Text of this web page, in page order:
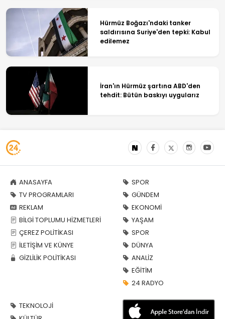
Hürmüz Boğazı'ndaki tanker
saldırısına Suriye'den tepki: Kabul
edilemez
İran'ın Hürmüz şartına ABD'den
tehdit: Bütün baskıyı uygularız
ANASAYFA
TV PROGRAMLARI
REKLAM
BİLGİ TOPLUMU HİZMETLERİ
ÇEREZ POLİTİKASI
İLETİŞİM VE KÜNYE
GİZLİLİK POLİTİKASI
SPOR
GÜNDEM
EKONOMİ
YAŞAM
SPOR
DÜNYA
ANALİZ
EĞİTİM
24 RADYO
TEKNOLOJİ